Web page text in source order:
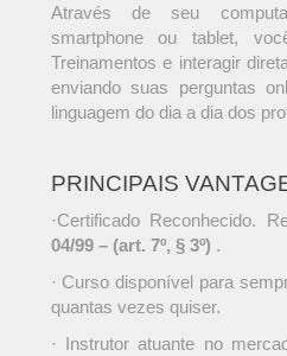
Através de seu
smartphone ou tablet,
Treinamentos e interagir
enviando suas perguntas
linguagem do dia a dia dos
PRINCIPAIS
·Certificado Reconhecido.
04/99 – (art. 7º, § 3º) .
· Curso disponível para
quantas vezes quiser.
· Instrutor atuante no